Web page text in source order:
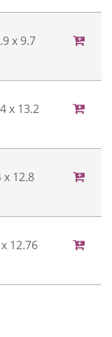
x 9.7
x 13.2
x 12.8
12.76